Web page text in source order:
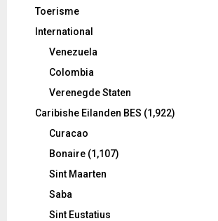
Toerisme
International
Venezuela
Colombia
Verenegde Staten
Caribishe Eilanden BES (1,922)
Curacao
Bonaire (1,107)
Sint Maarten
Saba
Sint Eustatius